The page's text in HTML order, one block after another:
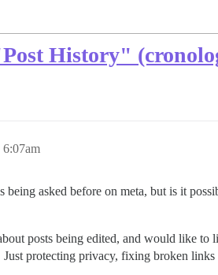
History"
being asked before on meta, but is it
posts being edited, and would like
Just protecting privacy, fixing broken